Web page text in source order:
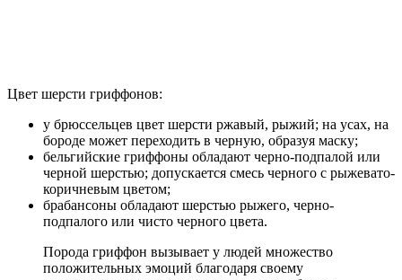
Цвет шерсти гриффонов:
у брюссельцев цвет шерсти ржавый, рыжий; на усах, на
бороде может переходить в черную, образуя маску;
бельгийские гриффоны обладают черно-подпалой или
черной шерстью; допускается смесь черного с рыжевато-
коричневым цветом;
брабансоны обладают шерстью рыжего, черно-
подпалого или чисто черного цвета.
Порода гриффон вызывает у людей множество
положительных эмоций благодаря своему